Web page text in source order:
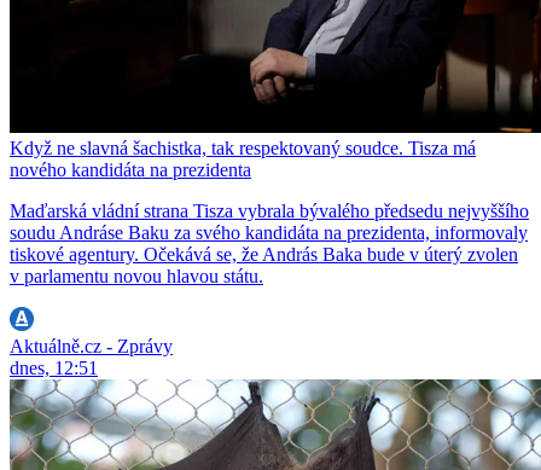
Když ne slavná šachistka, tak respektovaný soudce. Tisza má
nového kandidáta na prezidenta
Maďarská vládní strana Tisza vybrala bývalého předsedu nejvyššího
soudu Andráse Baku za svého kandidáta na prezidenta, informovaly
tiskové agentury. Očekává se, že András Baka bude v úterý zvolen
v parlamentu novou hlavou státu.
Aktuálně.cz - Zprávy
dnes, 12:51